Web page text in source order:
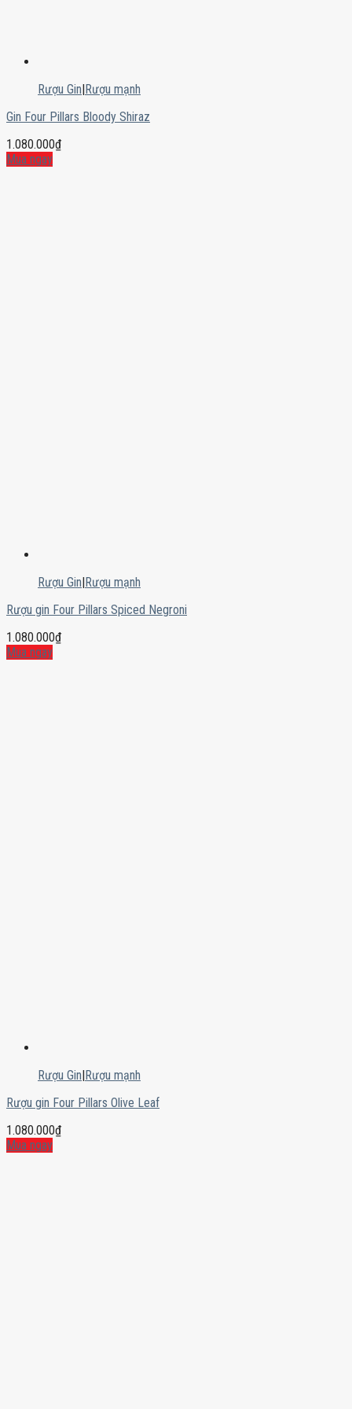
Rượu Gin|Rượu mạnh
Gin Four Pillars Bloody Shiraz
1.080.000₫
Mua ngay
Rượu Gin|Rượu mạnh
Rượu gin Four Pillars Spiced Negroni
1.080.000₫
Mua ngay
Rượu Gin|Rượu mạnh
Rượu gin Four Pillars Olive Leaf
1.080.000₫
Mua ngay